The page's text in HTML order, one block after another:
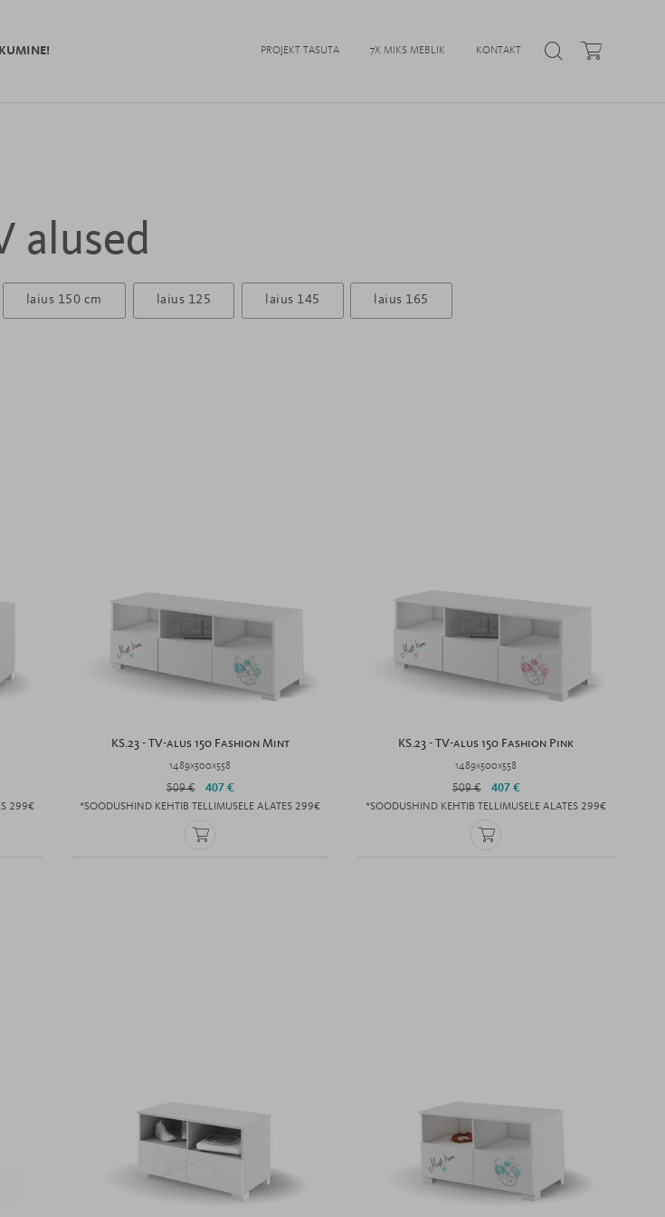
PROJEKT TASUTA 7X MIKS MEBLIK KONTAKT
alused
laius 150 cm laius 125 laius 145 laius 165
299€
KS.23 - TV-alus 150 Fashion Mint
1489x500x558
509 € 407 €
*SOODUSHIND KEHTIB TELLIMUSELE ALATES 299€
KS.23 - TV-alus 150 Fashion Pink
1489x500x558
509 € 407 €
*SOODUSHIND KEHTIB TELLIMUSELE ALATES 299€